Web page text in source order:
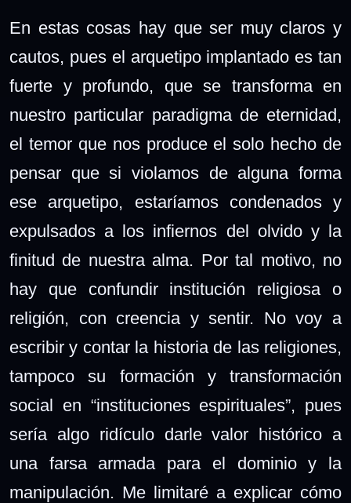
En estas cosas hay que ser muy claros y
cautos, pues el arquetipo implantado es tan
fuerte y profundo, que se transforma en
nuestro particular paradigma de eternidad,
el temor que nos produce el solo hecho de
pensar que si violamos de alguna forma
ese arquetipo, estaríamos condenados y
expulsados a los infiernos del olvido y la
finitud de nuestra alma. Por tal motivo, no
hay que confundir institución religiosa o
religión, con creencia y sentir. No voy a
escribir y contar la historia de las religiones,
tampoco su formación y transformación
social en “instituciones espirituales”, pues
sería algo ridículo darle valor histórico a
una farsa armada para el dominio y la
manipulación. Me limitaré a explicar cómo